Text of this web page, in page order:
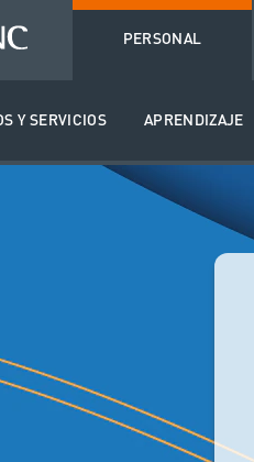
PERSONAL
Y SERVICIOS APRENDIZAJE